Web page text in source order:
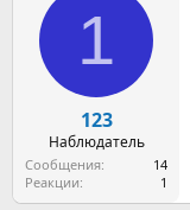
1
123
Наблюдатель
Сообщения
14
Реакции
1